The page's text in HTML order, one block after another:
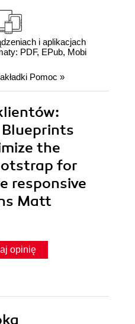
i aplikacjach
PDF, EPub, Mobi
Pomoc »
the
for
responsive
Matt
opinię